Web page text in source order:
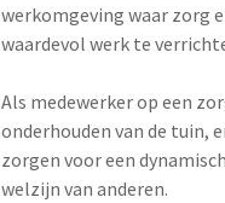
werkomgeving waar zorg
waardevol werk te
Als medewerker op een
onderhouden van de tuin,
zorgen voor een
welzijn van anderen.